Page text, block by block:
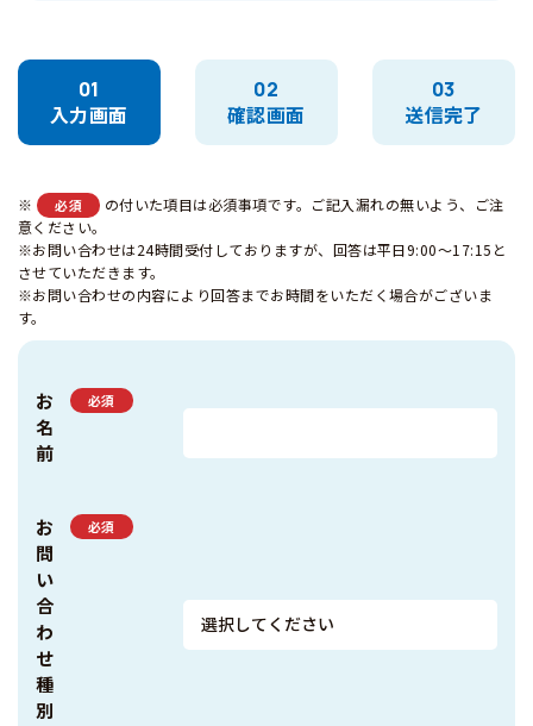
01
入力画面
02
確認画面
03
送信完了
※ 必須
の付いた項目は必須事項です。ご記入漏れの無いよう、ご注
意ください。
※お問い合わせは24時間受付しておりますが、回答は平日9:00～17:15と
させていただきます。
※お問い合わせの内容により回答までお時間をいただく場合がございま
す。
お
名
前
必須
お
問
い
合
わ
せ
種
別
必須